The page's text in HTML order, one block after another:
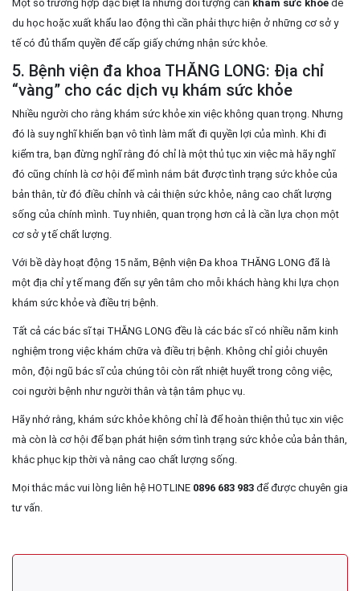
Một số trường hợp đặc biệt là những đối tượng cần khám sức khỏe để
du học hoặc xuất khẩu lao động thì cần phải thực hiện ở những cơ sở y
tế có đủ thẩm quyền để cấp giấy chứng nhận sức khỏe.
5. Bệnh viện đa khoa THĂNG LONG: Địa chỉ
“vàng” cho các dịch vụ khám sức khỏe
Nhiều người cho rằng khám sức khỏe xin việc không quan trọng. Nhưng
đó là suy nghĩ khiến bạn vô tình làm mất đi quyền lợi của mình. Khi đi
kiểm tra, bạn đừng nghĩ rằng đó chỉ là một thủ tục xin việc mà hãy nghĩ
đó cũng chính là cơ hội để mình nắm bắt được tình trạng sức khỏe của
bản thân, từ đó điều chỉnh và cải thiện sức khỏe, nâng cao chất lượng
sống của chính mình. Tuy nhiên, quan trọng hơn cả là cần lựa chọn một
cơ sở y tế chất lượng.
Với bề dày hoạt động 15 năm, Bệnh viện Đa khoa THĂNG LONG đã là
một địa chỉ y tế mang đến sự yên tâm cho mỗi khách hàng khi lựa chọn
khám sức khỏe và điều trị bệnh.
Tất cả các bác sĩ tại THĂNG LONG đều là các bác sĩ có nhiều năm kinh
nghiệm trong việc khám chữa và điều trị bệnh. Không chỉ giỏi chuyên
môn, đội ngũ bác sĩ của chúng tôi còn rất nhiệt huyết trong công việc,
coi người bệnh như người thân và tận tâm phục vụ.
Hãy nhớ rằng, khám sức khỏe không chỉ là để hoàn thiện thủ tục xin việc
mà còn là cơ hội để bạn phát hiện sớm tình trạng sức khỏe của bản thân,
khắc phục kịp thời và nâng cao chất lượng sống.
Mọi thắc mắc vui lòng liên hệ HOTLINE 0896 683 983 để được chuyên gia
tư vấn.